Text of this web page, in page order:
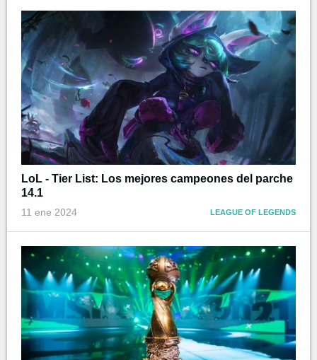
LoL - Tier List: Los mejores campeones del parche
14.1
11 ene 2024 LEAGUE OF LEGENDS